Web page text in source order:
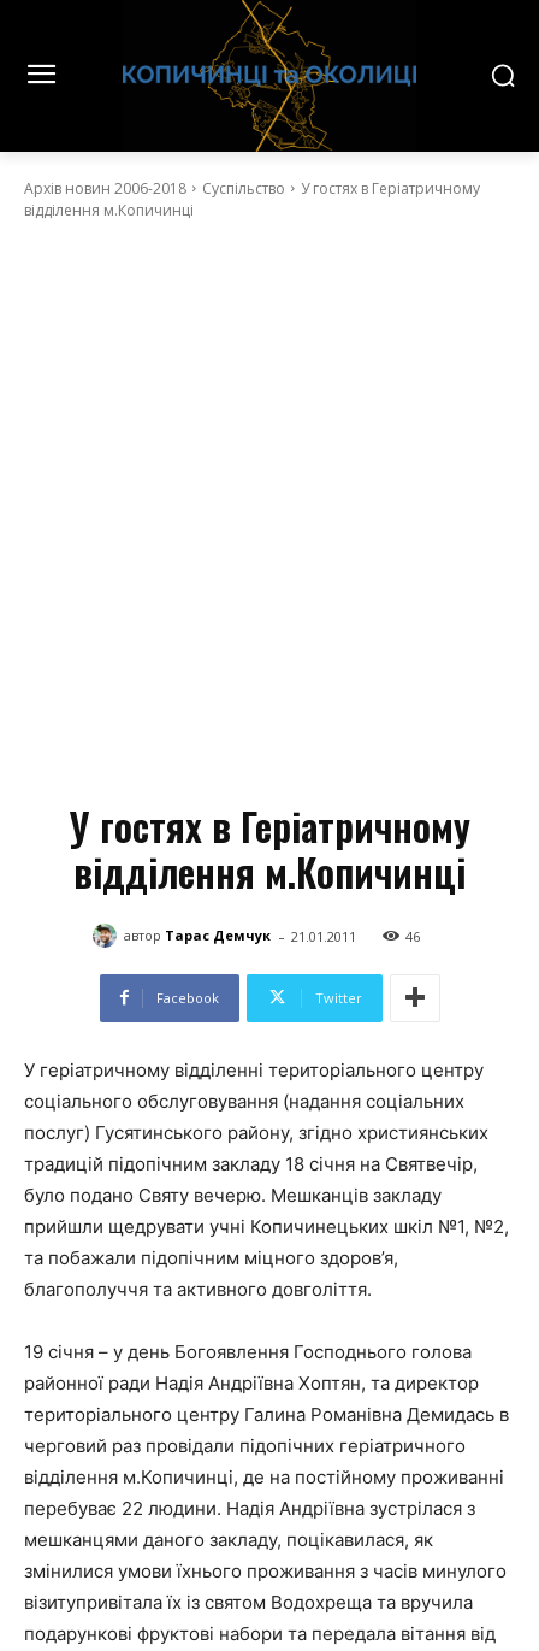
Архів новин 2006-2018 Суспільство
У гостях в Геріатричному
відділення м.Копичинці
У гостях в Геріатричному
відділення м.Копичинці
автор Тарас Демчук - 21.01.2011 46
Facebook Twitter
У геріатричному відділенні територіального центру
соціального обслуговування (надання соціальних
послуг) Гусятинського району, згідно християнських
традицій підопічним закладу 18 січня на Святвечір,
було подано Святу вечерю. Мешканців закладу
прийшли щедрувати учні Копичинецьких шкіл №1, №2,
та побажали підопічним міцного здоров’я,
благополуччя та активного довголіття.
19 січня – у день Богоявлення Господнього голова
районної ради Надія Андріївна Хоптян, та директор
територіального центру Галина Романівна Демидась в
черговий раз провідали підопічних геріатричного
відділення м.Копичинці, де на постійному проживанні
перебуває 22 людини. Надія Андріївна зустрілася з
мешканцями даного закладу, поцікавилася, як
змінилися умови їхнього проживання з часів минулого
візитупривітала їх із святом Водохреща та вручила
подарункові фруктові набори та передала вітання від